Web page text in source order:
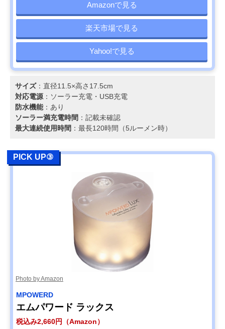
Amazonで見る
楽天市場で見る
Yahoo!で見る
サイズ：直径11.5×高さ17.5cm
対応電源：ソーラー充電‎・USB充電
防水機能：あり
ソーラー満充電時間 ：記載未確認
最大連続使用時間 ：最長120時間（5ルーメン時）
PICK UP③
Photo by Amazon
‎MPOWERD
エムパワード ラックス
税込み2,660円（Amazon）